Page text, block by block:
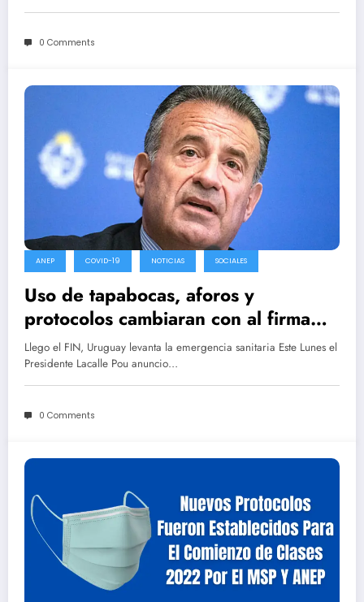
0 Comments
ANEP COVID-19 NOTICIAS SOCIALES
Uso de tapabocas, aforos y
protocolos cambiaran con al firma
del decreto
Llego el FIN, Uruguay levanta la emergencia sanitaria Este Lunes el
Presidente Lacalle Pou anuncio…
0 Comments